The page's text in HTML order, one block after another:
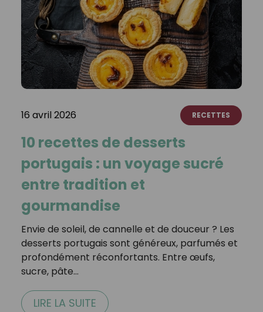
16 avril 2026 RECETTES
10 recettes de desserts
portugais : un voyage sucré
entre tradition et
gourmandise
Envie de soleil, de cannelle et de douceur ? Les
desserts portugais sont généreux, parfumés et
profondément réconfortants. Entre œufs,
sucre, pâte…
LIRE LA SUITE